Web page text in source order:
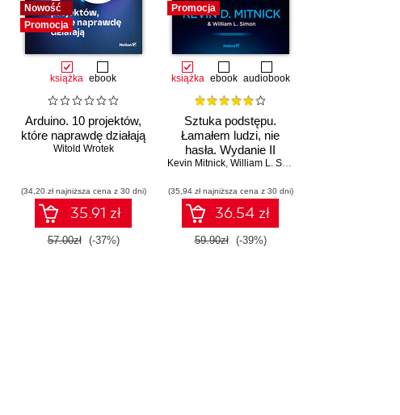
Nowość
Promocja
książka ebook
Arduino. 10 projektów,
które naprawdę działają
Witold Wrotek
(34,20 zł najniższa cena z 30 dni)
35.91 zł
57.00zł (-37%)
Promocja
książka ebook audiobook
Sztuka podstępu.
Łamałem ludzi, nie
hasła. Wydanie II
Kevin Mitnick, William L. Simon
(35,94 zł najniższa cena z 30 dni)
36.54 zł
59.90zł (-39%)